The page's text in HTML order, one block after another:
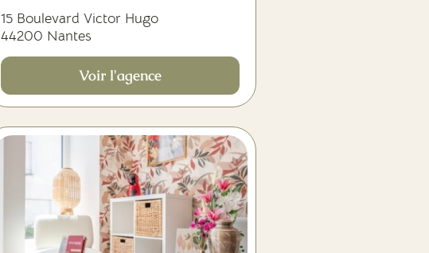
15 Boulevard Victor Hugo
44200 Nantes
Voir l'agence